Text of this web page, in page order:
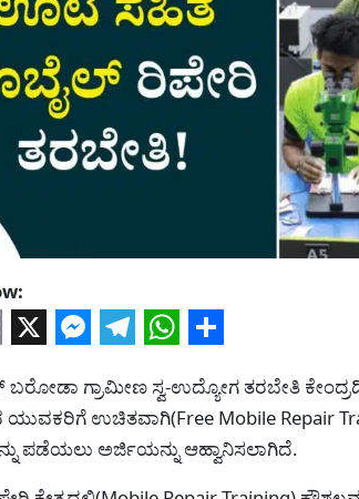
ಬರೋಡಾ ಗ್ರಾಮೀಣ ಸ್ವ-ಉದ್ಯೋಗ ತರಬೇತಿ
ಉಚಿತವಾಗಿ(Free Mobile Repair
ಪಡೆಯಲು ಅರ್ಜಿಯನ್ನು ಆಹ್ವಾನಿಸಲಾಗಿದೆ.